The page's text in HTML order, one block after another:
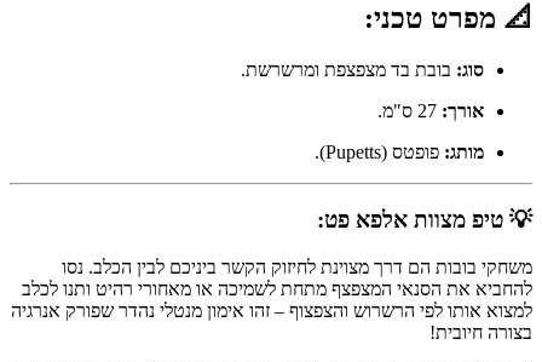
📐 מפרט טכני:
סוג: בובת בד מצפצפת ומרשרשת.
אורך:
מותג: פופטס (Pupetts).
💡 טיפ מצוות אלפא פט:
משחקי בובות הם דרך מצוינת לחיזוק הקשר ביניכם לבין הכלב. נסו
להחביא את הסנאי המצפצף מתחת לשמיכה או מאחורי רהיט ותנו לכלב
למצוא אותו לפי הרשרוש והצפצוף – זהו אימון מנטלי נהדר שפורק אנרגיה
בצורה חיובית!